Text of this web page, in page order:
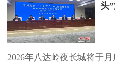
头
2026年八达岭夜长城将于月